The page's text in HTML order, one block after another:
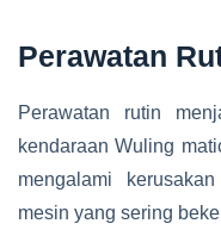
Perawatan
Perawatan rutin
kendaraan Wuling
mengalami
mesin yang sering